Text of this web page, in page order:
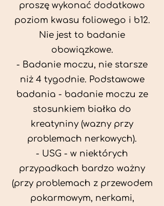
proszę wykonać dodatkowo
poziom kwasu foliowego i b12.
Nie jest to badanie
obowiązkowe.
- Badanie moczu, nie starsze
niż 4 tygodnie. Podstawowe
badania - badanie moczu ze
stosunkiem białka do
kreatyniny (wazny przy
problemach nerkowych).
- USG - w niektórych
przypadkach bardzo ważny
(przy problemach z przewodem
pokarmowym, nerkami,